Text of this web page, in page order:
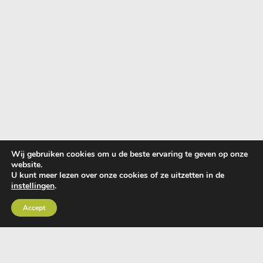
Wij gebruiken cookies om u de beste ervaring te geven op onze
website.
U kunt meer lezen over onze cookies of ze uitzetten in de
instellingen.
Accept